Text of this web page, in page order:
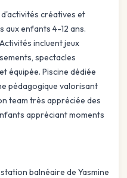
créatives et
aux enfants 4-12 ans.
incluent jeux
spectacles
équipée. Piscine dédiée
pédagogique valorisant
team très appréciée des
appréciant moments
balnéaire de Yasmine